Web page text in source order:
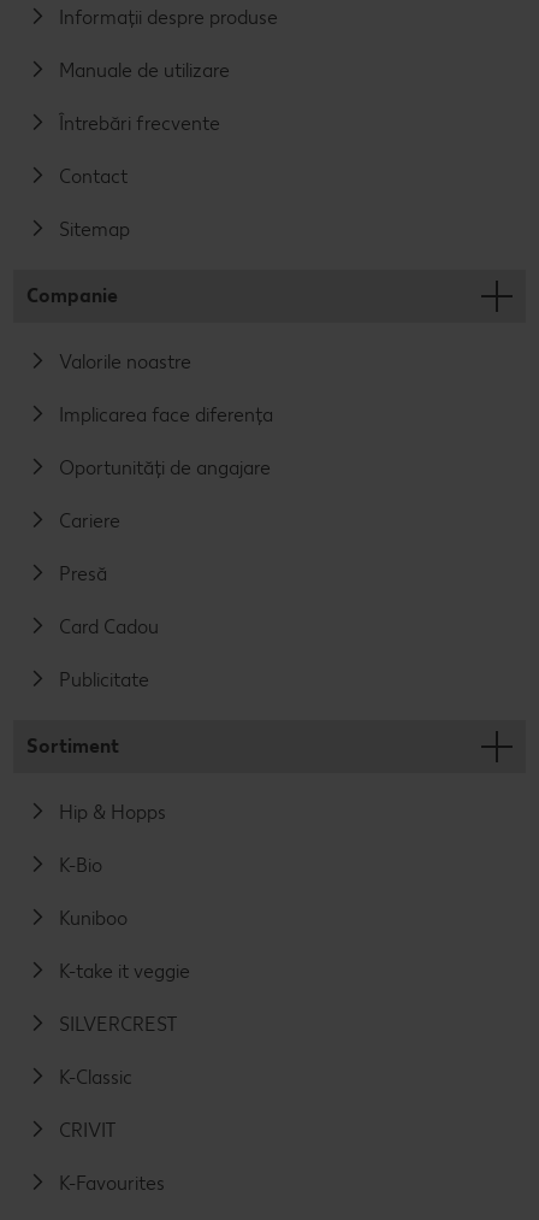
Informații despre produse
Manuale de utilizare
Întrebări frecvente
Contact
Sitemap
Companie
Valorile noastre
Implicarea face diferența
Oportunități de angajare
Cariere
Presă
Card Cadou
Publicitate
Sortiment
Hip & Hopps
K-Bio
Kuniboo
K-take it veggie
SILVERCREST
K-Classic
CRIVIT
K-Favourites